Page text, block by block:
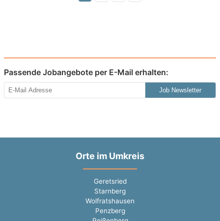
Passende Jobangebote per E-Mail erhalten:
Job Newsletter
Orte im Umkreis
Geretsried
Starnberg
Wolfratshausen
Penzberg